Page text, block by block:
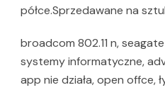
półce.Sprzedawane na
broadcom 802.11 n,
systemy informatyczne,
app nie działa, open offce,